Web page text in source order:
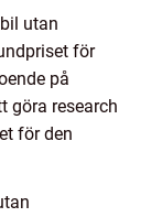
utan
för
på
göra research
för den